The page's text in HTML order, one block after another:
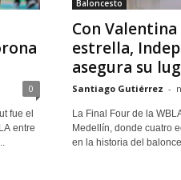
0
fue el
entre
Baloncesto
Con
estrella,
asegura su
Santiago Gutiérrez -
La Final Four de la
Medellín, donde cuatro
en la historia del